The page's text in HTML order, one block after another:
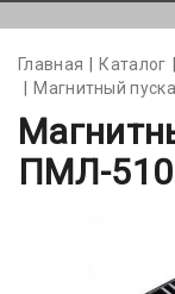
Главная Каталог
Магнитный
ПМЛ-